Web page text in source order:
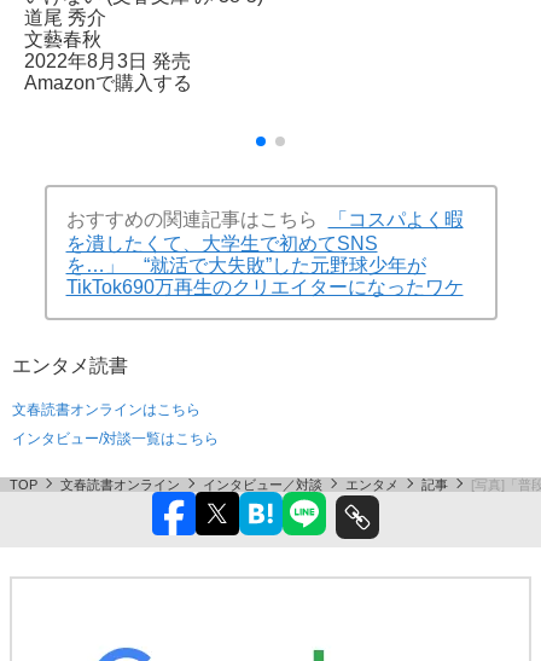
道尾 秀介
文藝春秋
2022年8月3日 発売
Amazonで購入する
おすすめの関連記事はこちら
「コスパよく暇
を潰したくて、大学生で初めてSNS
を…」 “就活で大失敗”した元野球少年が
TikTok690万再生のクリエイターになったワケ
エンタメ読書
文春読書オンラインはこちら
インタビュー/対談一覧はこちら
TOP 文春読書オンライン インタビュー／対談 エンタメ 記事 [写真]「普